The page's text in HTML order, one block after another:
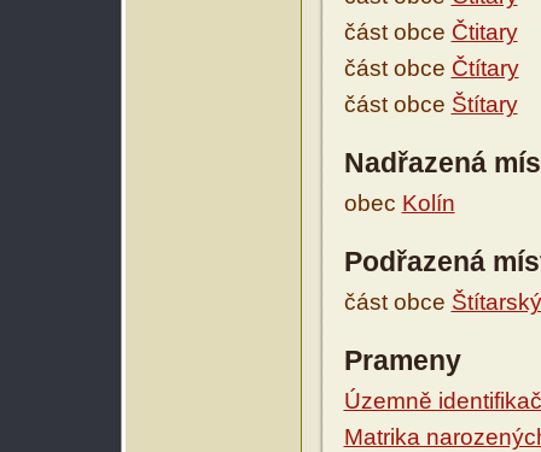
část obce Čtitary
část obce Čtítary
část obce Štítary
Nadřazená
obec Kolín
Podřazená
část obce
Prameny
Územně
Matrika